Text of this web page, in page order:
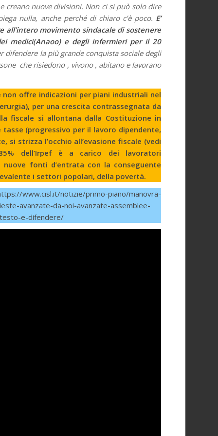
creano nuove divisioni. Non ci si può solo dire
nulla, anche perché di chiaro c’è poco. E’
movimento sindacale di sostenere
medici(Anaoo) e degli infermieri per il 20
difendere la più grande conquista sociale degli
che risiedono , vivono , abitano e lavorano
offre indicazioni per piani industriali nel
per una crescita contrassegnata da
fiscale si allontana dalla Costituzione in
(progressivo per il lavoro dipendente,
strizza l’occhio all’evasione fiscale (vedi
dell’Irpef è a carico dei lavoratori
fonti d’entrata con la conseguente
i settori popolari, della povertà.
www.cisl.it/notizie/primo-piano/manovra-
avanzate-da-noi-avanzate-assemblee-
e-difendere/